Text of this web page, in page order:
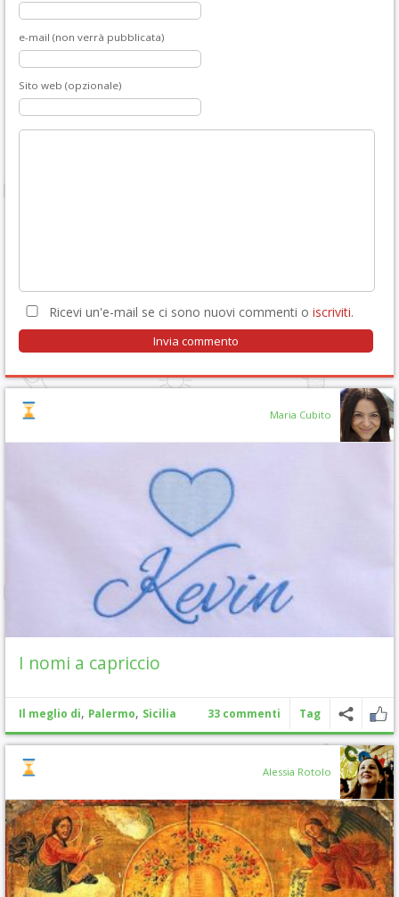
e-mail (non verrà pubblicata)
Sito web (opzionale)
Ricevi un'e-mail se ci sono nuovi commenti o iscriviti.
Maria Cubito
I nomi a capriccio
Il meglio di, Palermo, Sicilia 33 commenti Tag
Alessia Rotolo